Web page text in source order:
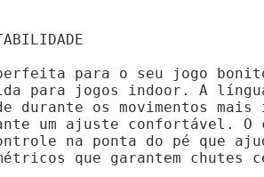
para o seu jogo
para jogos indoor. A
durante os movimentos
um ajuste confortável.
na ponta do pé que
que garantem chutes